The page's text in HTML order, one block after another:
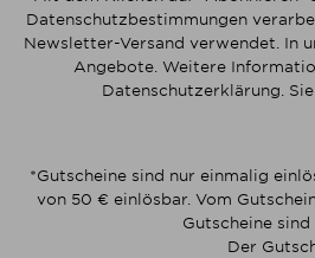
Datenschutzbestimmungen
Newsletter-Versand verwendet. In
Angebote. Weitere
Datenschutzerklärung.
*Gutscheine sind nur einmalig
von 50 € einlösbar. Vom
Gutscheine
Der